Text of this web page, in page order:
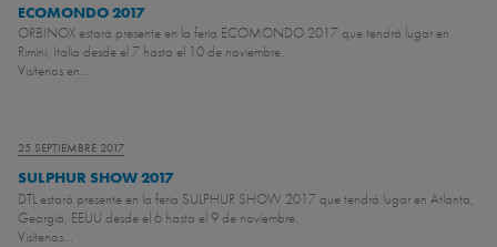
ECOMONDO 2017
ORBINOX estará presente en la feria ECOMONDO 2017 que tendrá lugar en
Rimini, Italia desde el 7 hasta el 10 de noviembre.
Visítenos en...
25 SEPTIEMBRE 2017
SULPHUR SHOW 2017
DTL estará presente en la feria SULPHUR SHOW 2017 que tendrá lugar en Atlanta,
Georgia, EEUU desde el 6 hasta el 9 de noviembre.
Visítenos...